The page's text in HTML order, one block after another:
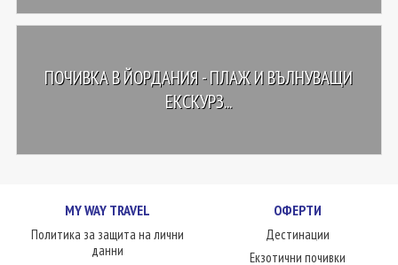
ПОЧИВКА В ЙОРДАНИЯ - ПЛАЖ И ВЪЛНУВАЩИ
ЕКСКУРЗ...
MY WAY TRAVEL
Политика за защита на лични
данни
ОФЕРТИ
Дестинации
Екзотични почивки